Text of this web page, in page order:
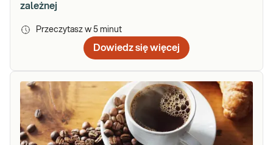
zależnej
Przeczytasz w 5 minut
Dowiedz się więcej